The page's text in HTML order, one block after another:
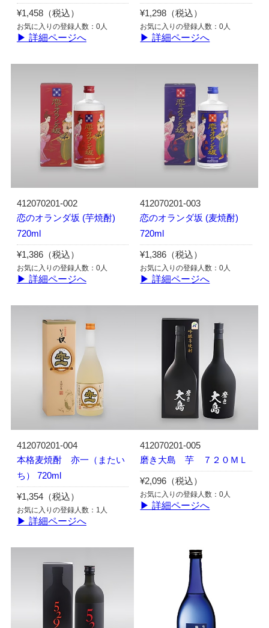
¥1,458（税込）
お気に入りの登録人数：0人
▶ 詳細ページへ
¥1,298（税込）
お気に入りの登録人数：0人
▶ 詳細ページへ
412070201-002
恋のオランダ坂 (芋焼酎)
720ml
¥1,386（税込）
お気に入りの登録人数：0人
▶ 詳細ページへ
412070201-003
恋のオランダ坂 (麦焼酎)
720ml
¥1,386（税込）
お気に入りの登録人数：0人
▶ 詳細ページへ
412070201-004
本格麦焼酎 亦一（またい
ち） 720ml
¥1,354（税込）
お気に入りの登録人数：1人
▶ 詳細ページへ
412070201-005
磨き大島 芋 ７２０ＭＬ
¥2,096（税込）
お気に入りの登録人数：0人
▶ 詳細ページへ